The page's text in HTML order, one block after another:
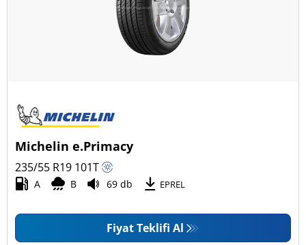
Dört mevsim (26)
Binek (30)
Karavan (0)
Michelin e.Primacy
235/55 R19 101T
A B 69 db EPREL
Fiyat Teklifi Al